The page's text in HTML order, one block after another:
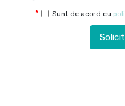
Sunt de acord cu